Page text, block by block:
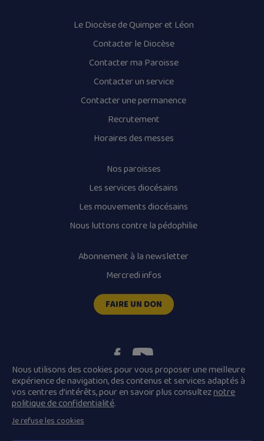
Le Diocèse de Quimper et Léon
Contacter le Diocèse
Contacter ma Paroisse
Contacter un service
Contacter une permanence
Recrutement
Horaires des messes
Nos paroisses
Les services diocésains
Les mouvements diocésains
Nous luttons contre la pédophilie
Abonnement à la newsletter
Mercredi infos
FAIRE UN DON
Plan du site
Mentions légales
Conditions Générales de Vente
Nous utilisons des cookies pour vous proposer une meilleure
expérience de navigation, des contenus et services adaptés à
vos centres d’intérêts, pour en savoir plus consulteznotre
politique de confidentialité.
Je refuse les cookies